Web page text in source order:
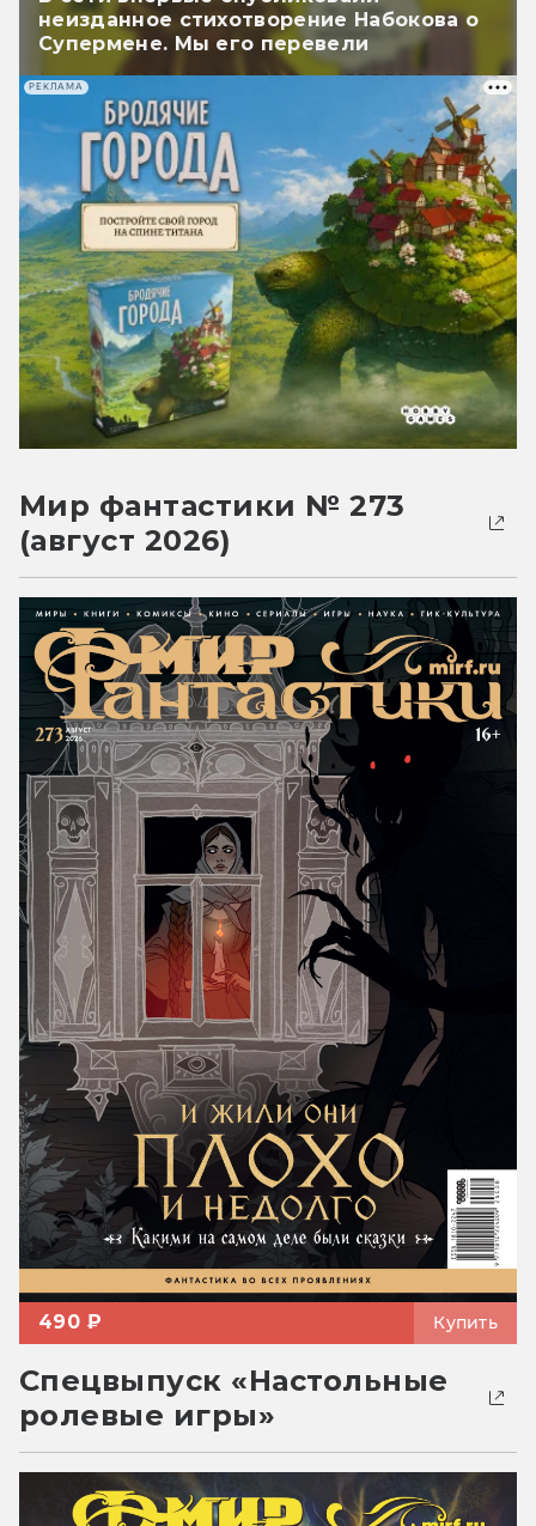
неизданное стихотворение Набокова о
Супермене. Мы его перевели
РЕКЛАМА
Мир фантастики № 273
(август 2026)
490 ₽ Купить
Спецвыпуск «Настольные
ролевые игры»